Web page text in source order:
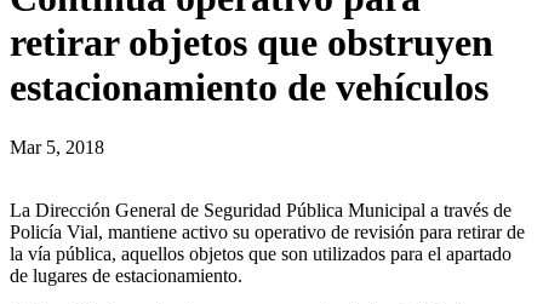
retirar objetos que obstruyen
estacionamiento de vehículos
Mar 5, 2018
La Dirección General de Seguridad Pública Municipal a través de
Policía Vial, mantiene activo su operativo de revisión para retirar de
la vía pública, aquellos objetos que son utilizados para el apartado
de lugares de estacionamiento.